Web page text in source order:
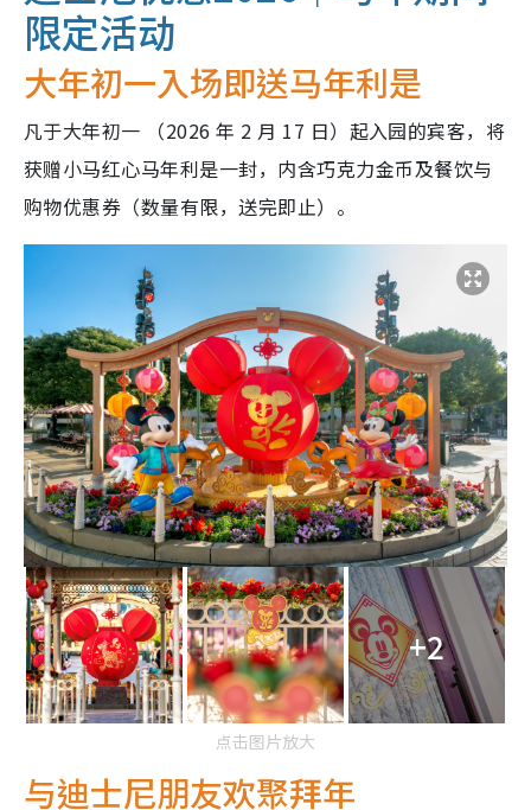
限定活动
大年初一入场即送马年利是
凡于大年初一 （2026 年 2 月 17 日）起入园的宾客，将
获赠小马红心马年利是一封，内含巧克力金币及餐饮与
购物优惠券（数量有限，送完即止）。
+2
点击图片放大
与迪士尼朋友欢聚拜年